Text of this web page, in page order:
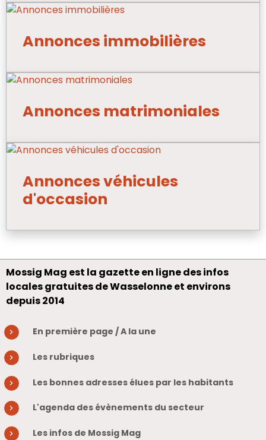
Annonces immobilières
Annonces matrimoniales
Annonces véhicules
d'occasion
Mossig Mag est la gazette en ligne des infos
locales gratuites de Wasselonne et environs
depuis 2014
En première page / A la une
Les rubriques
Les bonnes adresses élues par les habitants
L'agenda des évènements du secteur
Les infos de Mossig Mag